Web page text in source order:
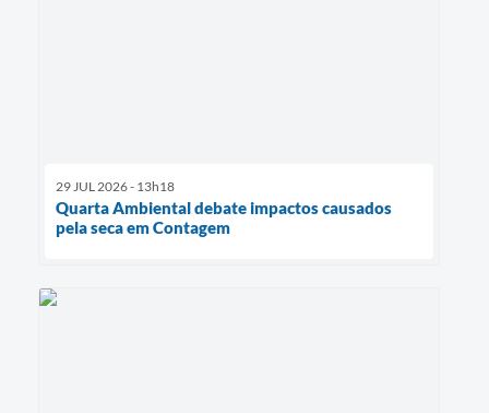
29 JUL 2026 - 13h18
Quarta Ambiental debate impactos causados
pela seca em Contagem